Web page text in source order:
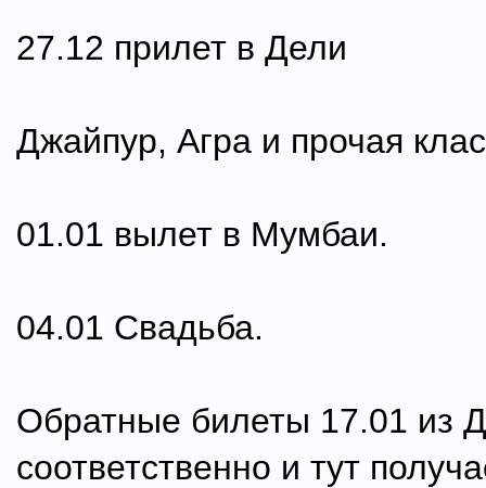
27.12 прилет в Дели
Джайпур, Агра и прочая
01.01 вылет в Мумбаи.
04.01 Свадьба.
Обратные билеты 17.01 из
соответственно и тут